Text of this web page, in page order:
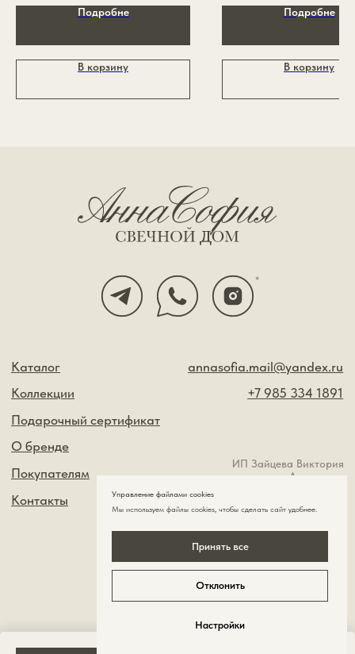
Подробне
В корзину
Подробне
В корзину
Разработка сайта
Управление файлами cookies
Мы используем файлы cookies , чтобы сделать сайт удобнее.
Принять все
Отклонить
Настройки